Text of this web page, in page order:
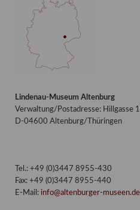
Lindenau-Museum Altenburg
Verwaltung/Postadresse: Hillgasse
D-04600 Altenburg/Thüringen
Tel.: +49 (0)3447 8955-430
Fax: +49 (0)3447 8955-440
E-Mail: info@altenburger-museen.de